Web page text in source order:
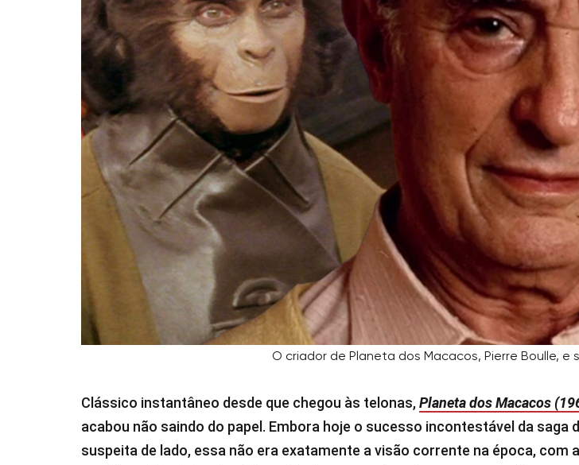
O criador de Planeta dos Macacos, Pierre Boulle,
Clássico instantâneo desde que chegou às telonas,Planeta dos Macacos
acabou não saindo do papel. Embora hoje o sucesso incontestável da saga
suspeita de lado, essa não era exatamente a visão corrente na época, com